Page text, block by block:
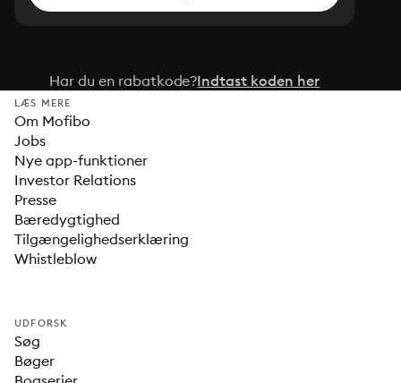
Har du en rabatkode?Indtast koden her
LÆS MERE
Om Mofibo
Jobs
Nye app-funktioner
Investor Relations
Presse
Bæredygtighed
Tilgængelighedserklæring
Whistleblow
UDFORSK
Søg
Bøger